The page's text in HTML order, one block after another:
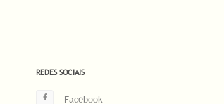
REDES SOCIAIS
Facebook